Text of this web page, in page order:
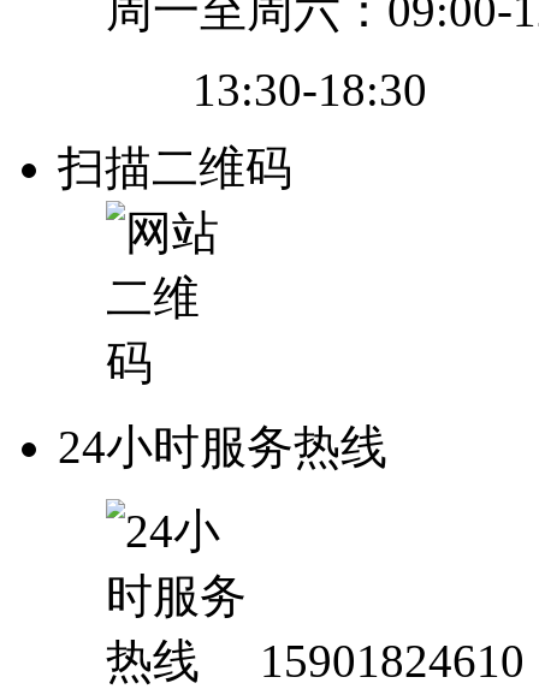
周一至周六：09:00-
13:30-18:30
扫描二维码
24小时服务热线
15901824610